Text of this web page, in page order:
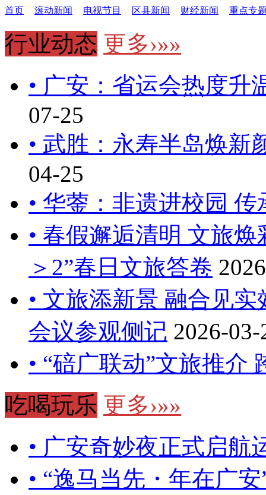
首页 滚动新闻 电视节目 区县新闻 财经新闻 重点专
行业动态 更多›»»
• 广安：省运会热度升
07-25
• 武胜：永寿半岛焕新
04-25
• 华蓥：非遗进校园
• 春假邂逅清明 文旅
＞2”春日文旅答卷
• 文旅添新景 融合见
会议参观侧记 2026-03-
• “碚广联动”文旅推介
吃喝玩乐 更多›»»
• 广安奇妙夜正式启航
• “逸马当先・年在广